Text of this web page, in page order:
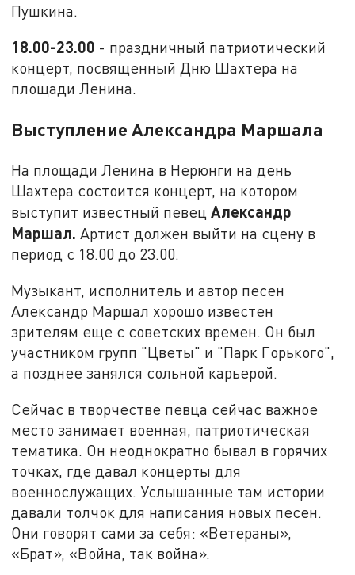
Пушкина.
18.00-23.00 - праздничный патриотический
концерт, посвященный Дню Шахтера на
площади Ленина.
Выступление Александра Маршала
На площади Ленина в Нерюнги на день
Шахтера состоится концерт, на котором
выступит известный певецАлександр
Маршал. Артист должен выйти на сцену в
период с 18.00 до 23.00.
Музыкант, исполнитель и автор песен
Александр Маршал хорошо известен
зрителям еще с советских времен. Он был
участником групп "Цветы" и "Парк Горького",
а позднее занялся сольной карьерой.
Сейчас в творчестве певца сейчас важное
место занимает военная, патриотическая
тематика. Он неоднократно бывал в горячих
точках, где давал концерты для
военнослужащих. Услышанные там истории
давали толчок для написания новых песен.
Они говорят сами за себя: «Ветераны»,
«Брат», «Война, так война».